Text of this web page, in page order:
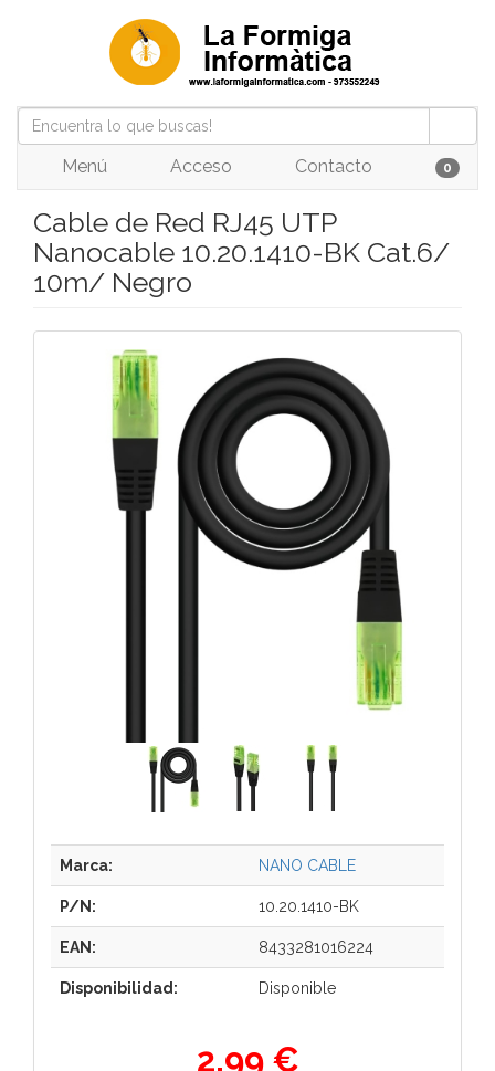
Menú Acceso Contacto 0
Cable de Red RJ45 UTP
Nanocable 10.20.1410-BK Cat.6/
10m/ Negro
Marca: NANO CABLE
P/N: 10.20.1410-BK
EAN: 8433281016224
Disponibilidad: Disponible
2,99 €